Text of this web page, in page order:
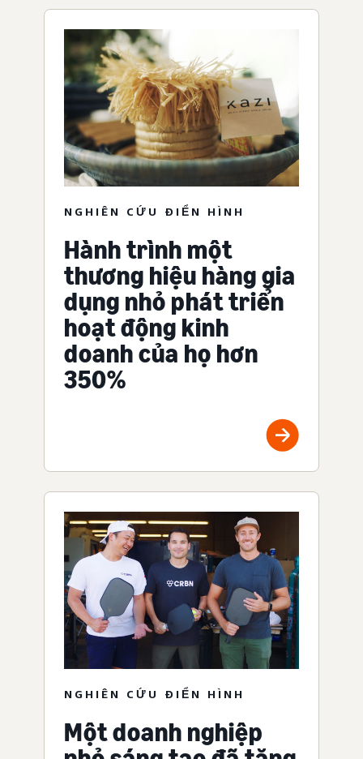
NGHIÊN CỨU ĐIỂN HÌNH
Hành trình một
thương hiệu hàng gia
dụng nhỏ phát triển
hoạt động kinh
doanh của họ hơn
350%
NGHIÊN CỨU ĐIỂN HÌNH
Một doanh nghiệp